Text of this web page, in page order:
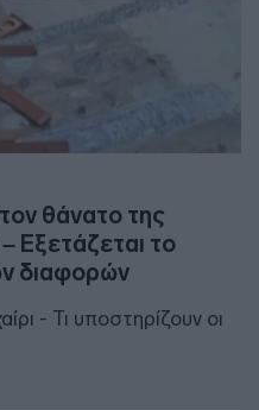
θάνατο της
Εξετάζεται το
διαφορών
- Τι υποστηρίζουν οι